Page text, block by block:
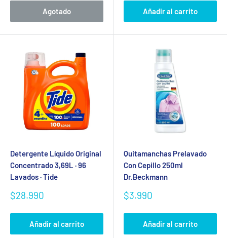
Agotado Añadir al carrito
Detergente Líquido Original
Concentrado 3,69L · 96
Lavados · Tide
Precio
venta
$28.990
Añadir al carrito
Quitamanchas Prelavado
Con Cepillo 250ml
Dr.Beckmann
Precio
venta
$3.990
Añadir al carrito